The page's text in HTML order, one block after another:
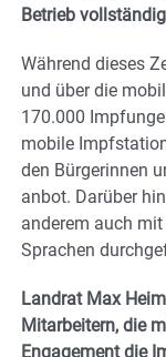
Betrieb
Während dieses
und über die
170.000
mobile
den Bürgerinnen
anbot. Darüber
anderem auch
Sprachen
Landrat Max
Mitarbeitern, die
Engagement die